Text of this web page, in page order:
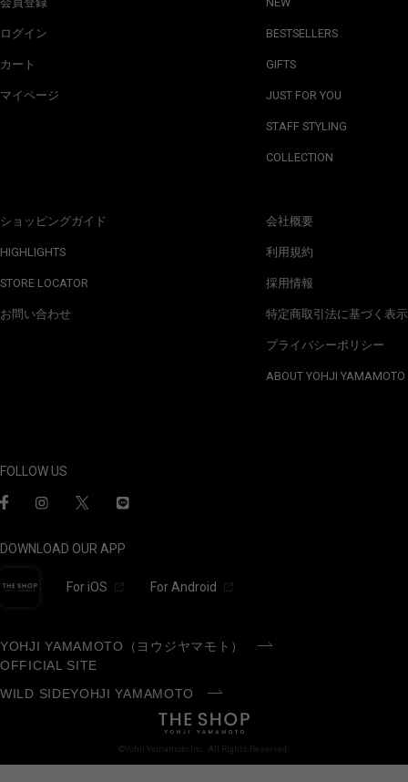
ログイン
カート
マイページ
ショッピングガイド
HIGHLIGHTS
STORE LOCATOR
お問い合わせ
BESTSELLERS
GIFTS
JUST FOR YOU
STAFF STYLING
COLLECTION
会社概要
利用規約
採用情報
特定商取引法に基づく表示
プライバシーポリシー
ABOUT YOHJI YAMAMOTO
FOLLOW US
DOWNLOAD OUR APP
For iOS For Android
YOHJI YAMAMOTO（ヨウジヤマモト）
OFFICIAL SITE
WILD SIDEYOHJI YAMAMOTO
©Yohji Yamamoto Inc. All Rights Reserved.